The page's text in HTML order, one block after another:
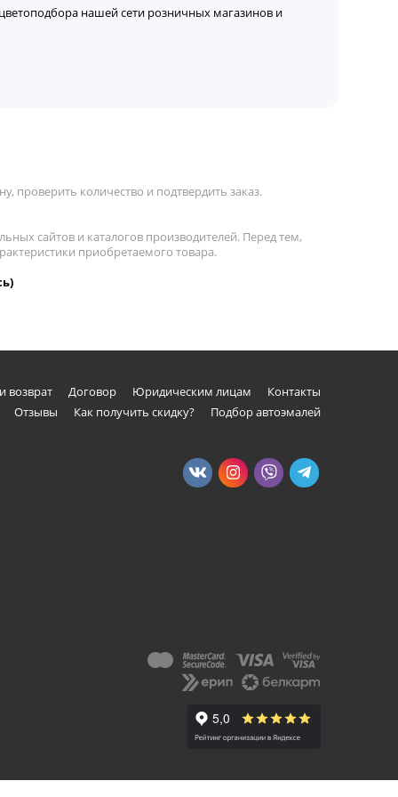
нашей сети розничных магазинов и
проверить количество и подтвердить заказ.
сайтов и каталогов производителей. Перед тем,
приобретаемого товара.
возврат Договор Юридическим лицам
Контакты
Отзывы
Как получить скидку? Подбор автоэмалей